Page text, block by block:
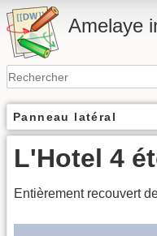
Amelaye
Panneau latéral
L'Hotel 4
Entièrement recouvert